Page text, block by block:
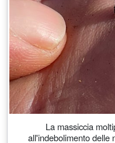
La massiccia
all'indebolimento delle